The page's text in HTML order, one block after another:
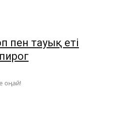
пен тауық еті
оңай!